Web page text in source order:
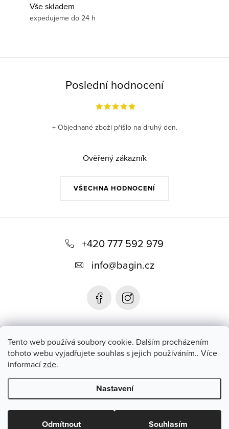
Tento web používá soubory cookie. Dalším procházením
tohoto webu vyjadřujete souhlas s jejich používáním.. Více
informacízde.
Nastavení
Odmítnout Souhlasím
Vše skladem
expedujeme do 24 h
Poslední hodnocení
VŠECHNA HODNOCENÍ
+ Objednané zboží přišlo na druhý den.
Ověřený zákazník
+420 777 592 979
info@bagin.cz
Bagin.cz
Instagram
Copyright 2026Bagin.cz. Všechna práva vyhrazena.Upravit
nastavení cookies